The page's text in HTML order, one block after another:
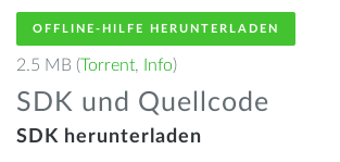
OFFLINE-HILFE HERUNTERLADEN
2.5 MB (Torrent, Info)
SDK und Quellcode
SDK herunterladen